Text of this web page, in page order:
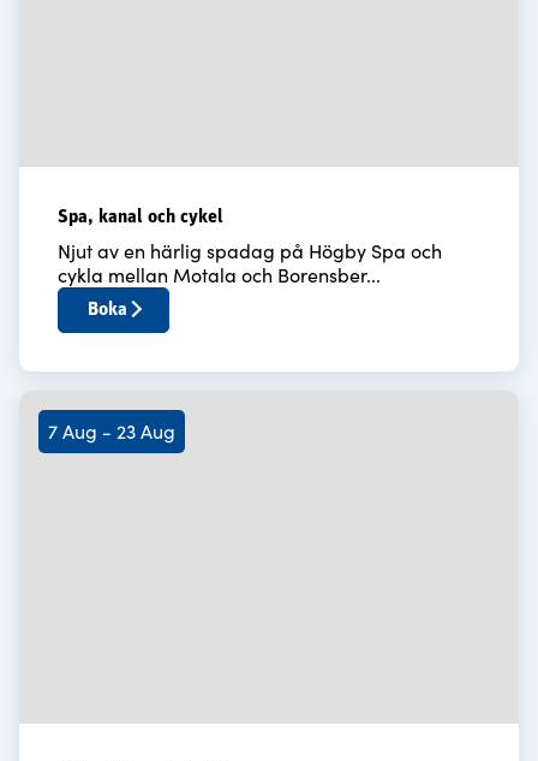
Spa, kanal och cykel
Njut av en härlig spadag på Högby Spa och
cykla mellan Motala och Borensber...
Boka
7 Aug - 23 Aug